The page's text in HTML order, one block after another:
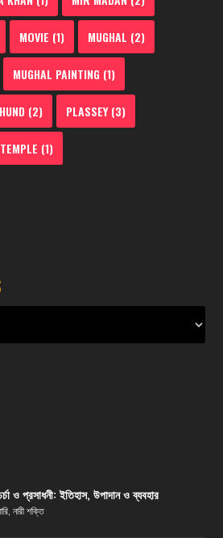
MOVIE (1) MUGHAL (2)
MUGHAL PAINTING (1)
(2) PLASSEY(3)
TEMPLE (1)
ও প্রসাধনী: ইতিহাস, উপাদান ও ব্যবহার
,নারী শক্তি